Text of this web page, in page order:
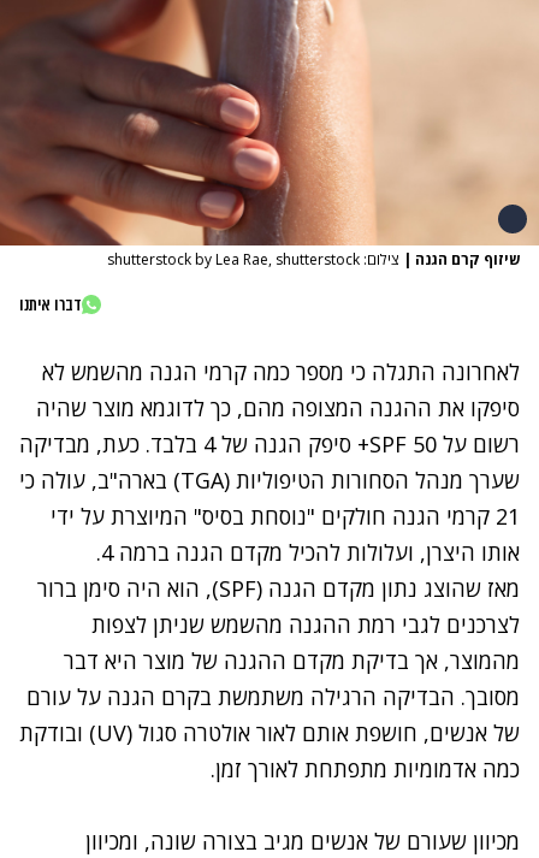
שיזוף קרם הגנה | צילום: shutterstock by Lea Rae, shutterstock
דברו איתנו
לאחרונה התגלה כי מספר כמה קרמי הגנה מהשמש לא
סיפקו את ההגנה המצופה מהם, כך לדוגמא מוצר שהיה
רשום על
SPF 50 + סיפק הגנה של4 בלבד. כעת, מבדיקה
שערך מנהל הסחורות הטיפוליות (
TGA
) בארה"ב, עולה כי
21 קרמי הגנה חולקים "נוסחת בסיס" המיוצרת על ידי
אותו היצרן, ועלולות להכיל מקדם הגנה ברמה4
.
מאז שהוצג נתון מקדם הגנה (
SPF), הוא היה סימן ברור
לצרכנים לגבי רמת ההגנה מהשמש שניתן לצפות
מהמוצר, אך בדיקת מקדם ההגנה של מוצר היא דבר
מסובך. הבדיקה הרגילה משתמשת בקרם הגנה על עורם
של אנשים, חושפת אותם לאור אולטרה סגול (UV) ובודקת
כמה אדמומיות מתפתחת לאורך זמן.
מכיוון שעורם של אנשים מגיב בצורה שונה, ומכיוון